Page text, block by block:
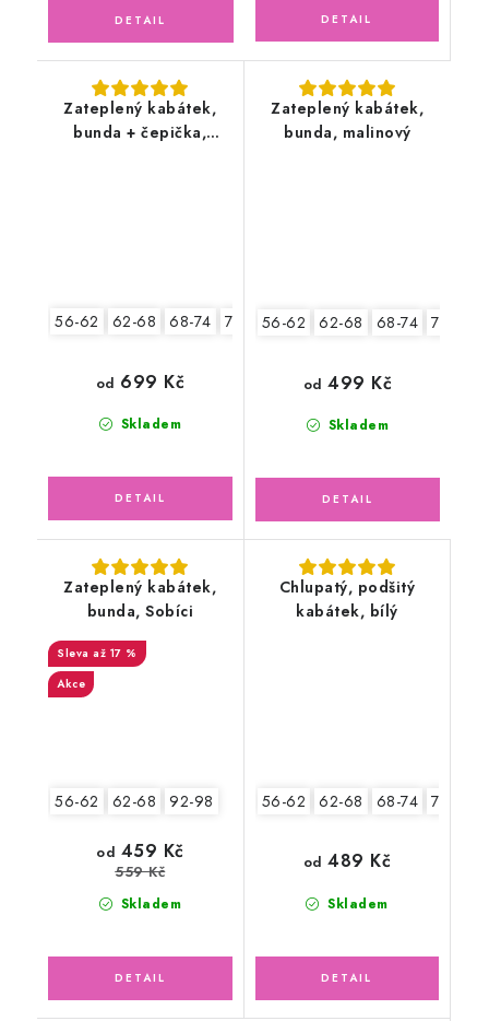
Zateplený kabátek,
bunda + čepička,
56-62 62-68 68-74 74-80 80-86
Skladem
od 699 Kč
Zateplený kabátek,
bunda, malinový
56-62 62-68 68-74 74-80
Skladem
od 499 Kč
Zateplený kabátek,
bunda, Sobíci
až 17 %
Akce
56-62 62-68 92-98
Skladem
od 459 Kč
559 Kč
Chlupatý, podšitý
kabátek, bílý
56-62 62-68 68-74 74-80
Skladem
od 489 Kč